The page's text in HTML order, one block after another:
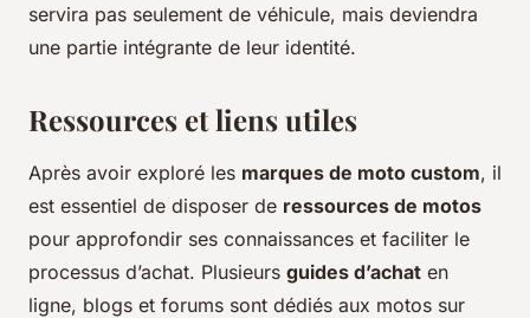
servira pas seulement de véhicule, mais deviendra
une partie intégrante de leur identité.
Ressources et liens utiles
Après avoir exploré les marques de moto custom, il
est essentiel de disposer de ressources de motos
pour approfondir ses connaissances et faciliter le
processus d’achat. Plusieurs guides d’achat en
ligne, blogs et forums sont dédiés aux motos sur